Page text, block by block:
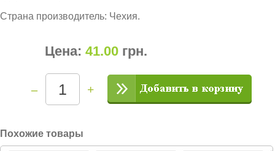
Страна производитель: Чехия.
Цена: 41.00 грн.
– +
Похожие товары